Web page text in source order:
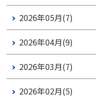
2026年05月(7)
2026年04月(9)
2026年03月(7)
2026年02月(5)